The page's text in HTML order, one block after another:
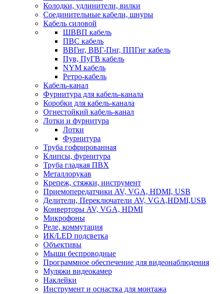
Колодки, удлинители, вилки
Соединительные кабели, шнуры
Кабель силовой
ШВВП кабель
ПВС кабель
ВВГнг, ВВГ-Пнг, ППГнг кабель
Пув, ПуГВ кабель
NYM кабель
Ретро-кабель
Кабель-канал
Фурнитура для кабель-канала
Коробки для кабель-канала
Огнестойкий кабель-канал
Лотки и фурнитура
Лотки
Фурнитура
Труба гофрированная
Клипсы, фурнитура
Труба гладкая ПВХ
Металлорукав
Крепеж, стяжки, инструмент
Приемопередатчики AV, VGA, HDMI, USB
Делители, Переключатели AV, VGA,HDMI,USB
Конверторы AV, VGA, HDMI
Микрофоны
Реле, коммутация
ИК/LED подсветка
Объективы
Мыши беспроводные
Программное обеспечение для видеонаблюдения
Муляжи видеокамер
Наклейки
Инструмент и оснастка для монтажа